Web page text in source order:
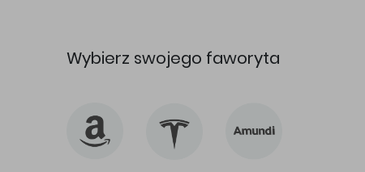
Wybierz swojego faworyta